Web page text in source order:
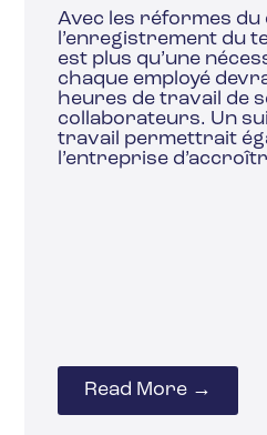
Avec les réformes
l’enregistrement du
est plus qu’une
chaque employé
heures de travail de
collaborateurs. Un
travail permettrait
l’entreprise
Read More →